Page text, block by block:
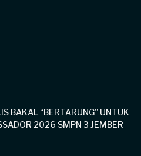
BAKAL “BERTARUNG” UNTUK
2026 SMPN 3 JEMBER